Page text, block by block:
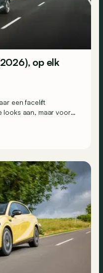
op elk
een facelift
looks aan, maar vooral